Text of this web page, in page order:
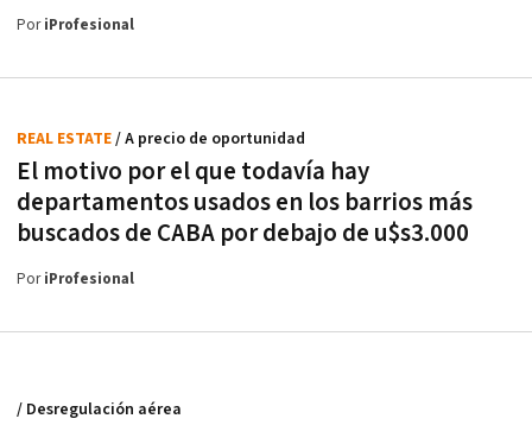
PoriProfesional
El motivo por el que todavía hay
departamentos usados en los barrios más
buscados de CABA por debajo de u$s3.000
REAL ESTATE/ A precio de oportunidad
PoriProfesional
/ Desregulación aérea